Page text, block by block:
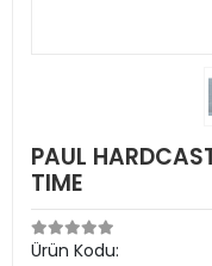
PAUL
TIME
Ürün Kodu: